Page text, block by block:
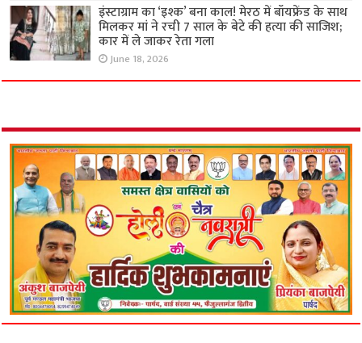
इंस्टाग्राम का ‘इश्क’ बना काल! मेरठ में बॉयफ्रेंड के साथ
मिलकर मां ने रची 7 साल के बेटे की हत्या की साजिश;
कार में ले जाकर रेता गला
June 18, 2026